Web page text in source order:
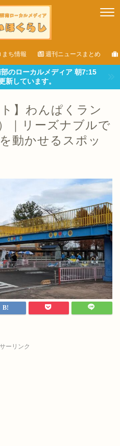
まち情報 週刊ニュースまとめ
部のローカルメディア 朝7:15
新しています。
】わんぱくラン
｜リーズナブルで
動かせるスポッ
ーリンク